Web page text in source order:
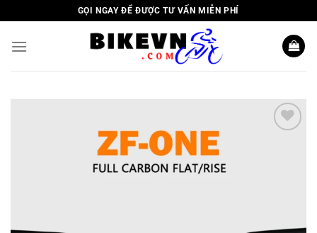
to
content
GỌI NGAY ĐỂ ĐƯỢC TƯ VẤN MIỄN PHÍ